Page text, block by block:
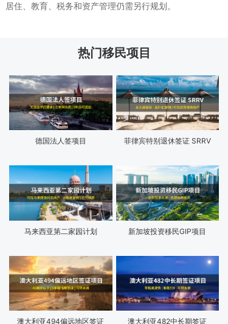
居住、教育、税务和资产管理仍需另行规划。
热门移民项目
德国法人签项目 菲律宾特别退休签证 SRRV
马来西亚第二家园计划 新加坡投资移民GIP项目
澳大利亚494偏远地区签证 澳大利亚482中长期签证